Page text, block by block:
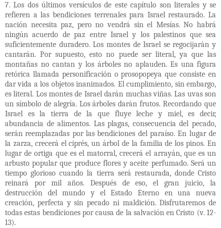
7. Los dos últimos versículos de este capítulo son literales y se
refieren a las bendiciones terrenales para Israel restaurado. La
nación necesita paz, pero no vendrá sin el Mesías. No habrá
ningún acuerdo de paz entre Israel y los palestinos que sea
suficientemente duradero. Los montes de Israel se regocijarán y
cantarán. Por supuesto, esto no puede ser literal, ya que las
montañas no cantan y los árboles no aplauden. Es una figura
retórica llamada personificación o prosopopeya que consiste en
dar vida a los objetos inanimados. El cumplimiento, sin embargo,
es literal. Los montes de Israel darán muchas viñas. Las uvas son
un símbolo de alegría. Los árboles darán frutos. Recordando que
Israel es la tierra de la que fluye leche y miel, es decir,
abundancia de alimentos. Las plagas, consecuencia del pecado,
serán reemplazadas por las bendiciones del paraíso. En lugar de
la zarza, crecerá el ciprés, un árbol de la familia de los pinos. En
lugar de ortiga que es el matorral, crecerá el arrayán, que es un
arbusto popular que produce flores y aceite perfumado. Será un
tiempo glorioso cuando la tierra será restaurada, donde Cristo
reinará por mil años. Después de eso, el gran juicio, la
destrucción del mundo y el Estado Eterno en una nueva
creación, perfecta y sin pecado ni maldición. Disfrutaremos de
todas estas bendiciones por causa de la salvación en Cristo (v. 12-
13).